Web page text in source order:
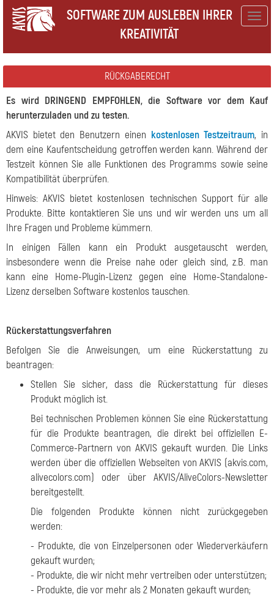
SOFTWARE ZUM AUSLEBEN IHRER
KREATIVITÄT
RÜCKGABERECHT
Es wird DRINGEND EMPFOHLEN, die Software vor dem Kauf
herunterzuladen und zu testen.
AKVIS bietet den Benutzern einen kostenlosen Testzeitraum, in
dem eine Kaufentscheidung getroffen werden kann. Während der
Testzeit können Sie alle Funktionen des Programms sowie seine
Kompatibilität überprüfen.
Hinweis: AKVIS bietet kostenlosen technischen Support für alle
Produkte. Bitte kontaktieren Sie uns und wir werden uns um all
Ihre Fragen und Probleme kümmern.
In einigen Fällen kann ein Produkt ausgetauscht werden,
insbesondere wenn die Preise nahe oder gleich sind, z.B. man
kann eine Home-Plugin-Lizenz gegen eine Home-Standalone-
Lizenz derselben Software kostenlos tauschen.
Rückerstattungsverfahren
Befolgen Sie die Anweisungen, um eine Rückerstattung zu
beantragen:
Stellen Sie sicher, dass die Rückerstattung für dieses
Produkt möglich ist.
Bei technischen Problemen können Sie eine Rückerstattung
für die Produkte beantragen, die direkt bei offiziellen E-
Commerce-Partnern von AKVIS gekauft wurden. Die Links
werden über die offiziellen Webseiten von AKVIS (akvis.com,
alivecolors.com) oder über AKVIS/AliveColors-Newsletter
bereitgestellt.
Die folgenden Produkte können nicht zurückgegeben
werden:
- Produkte, die von Einzelpersonen oder Wiederverkäufern
gekauft wurden;
- Produkte, die wir nicht mehr vertreiben oder unterstützen;
- Produkte, die vor mehr als 2 Monaten gekauft wurden;